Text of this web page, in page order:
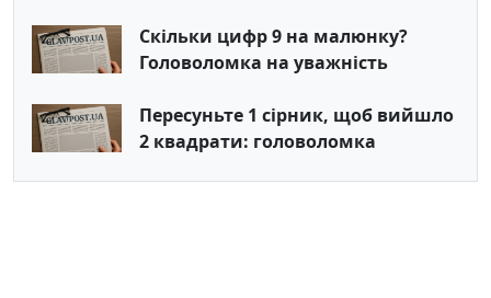
Скільки цифр 9 на малюнку?
Головоломка на уважність
Пересуньте 1 сірник, щоб вийшло
2 квадрати: головоломка